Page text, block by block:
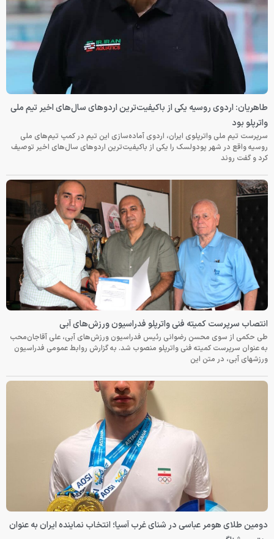
طاهریان: اردوی روسیه یکی از باکیفیت‌ترین اردوهای سال‌های اخیر تیم ملی
واترپلو بود
سرپرست تیم ملی واترپلوی ایران، اردوی آماده‌سازی این تیم در کمپ تیم‌های ملی
روسیه واقع در شهر پودولسک را یکی از باکیفیت‌ترین اردوهای سال‌های اخیر توصیف
کرد و گفت روند
انتصاب سرپرست کمیته فنی واترپلو فدراسیون ورزش‌های آبی
طی حکمی از سوی محسن رضوانی رئیس فدراسیون ورزش‌های آبی، علی آقاجان‌محب
به عنوان سرپرست کمیته فنی واترپلو منصوب شد. به گزارش روابط عمومی فدراسیون
ورزشهای آبی، در متن این
دومین طلای هومر عباسی در شنای غرب آسیا؛ انتخاب نماینده ایران به عنوان